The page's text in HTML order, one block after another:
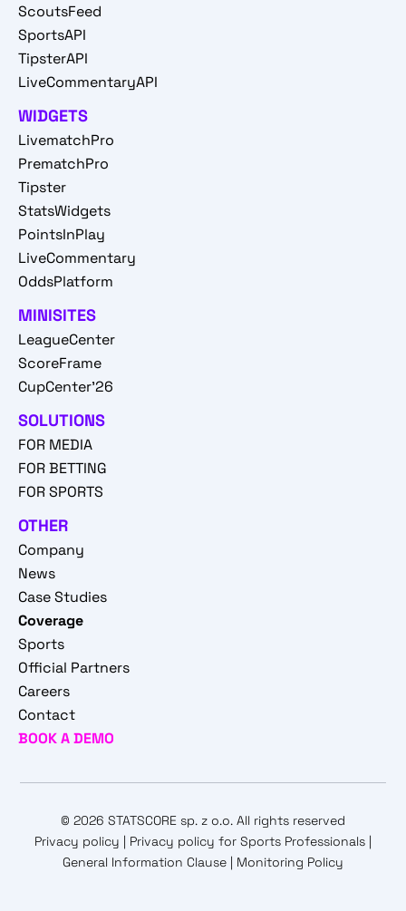
ScoutsFeed
SportsAPI
TipsterAPI
LiveCommentaryAPI
WIDGETS
LivematchPro
PrematchPro
Tipster
StatsWidgets
PointsInPlay
LiveCommentary
OddsPlatform
MINISITES
LeagueCenter
ScoreFrame
CupCenter'26
SOLUTIONS
FOR MEDIA
FOR BETTING
FOR SPORTS
OTHER
Company
News
Case Studies
Coverage
Sports
Official Partners
Careers
Contact
BOOK A DEMO
© 2026 STATSCORE sp. z o.o. All rights reserved
Privacy policy | Privacy policy for Sports Professionals |
General Information Clause | Monitoring Policy